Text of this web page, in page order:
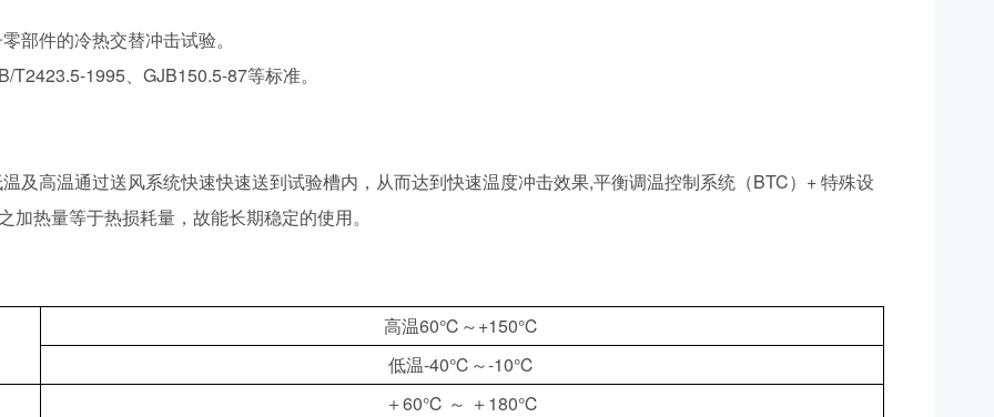
部件的冷热交替冲击试验。
1995、GJB150.5-87等标准。
及高温通过送风系统快速快速送到试验槽内，从而达到快速温度冲击效果,平衡调温控制系统（BTC）+ 特殊设
热量等于热损耗量，故能长期稳定的使用。
高温60℃～+150℃
低温-40℃～-10℃
＋60℃ ～ ＋180℃